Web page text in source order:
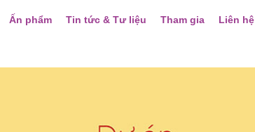
Ấn phẩm Tin tức & Tư liệu Tham gia Liên hệ